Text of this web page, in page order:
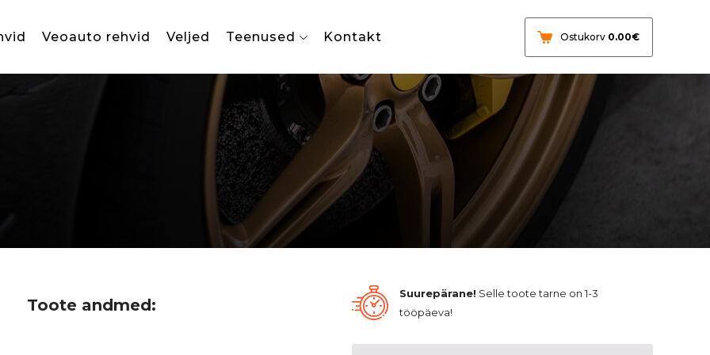
Veoauto rehvid Veljed Teenused Kontakt Ostukorv 0.00€
Toote andmed:
Suurepärane! Selle toote tarne on 1-3
tööpäeva!